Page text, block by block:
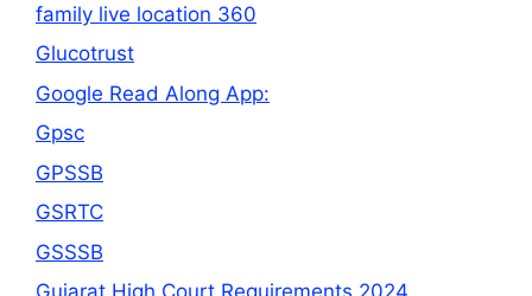
family live location 360
Glucotrust
Google Read Along App:
Gpsc
GPSSB
GSRTC
GSSSB
Gujarat High Court Requirements 2024